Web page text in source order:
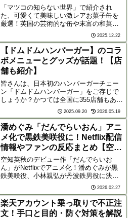
「マツコの知らない世界」で紹介され
た、可愛くて美味しい激レアお菓子缶を
厳選！英国の芸術的な缶や末富の和菓子
缶、低糖質のトランプ缶など、ギフトや
自分へのご褒美に最適なお取り寄せ情報
をまとめました。完売前にチェックし
て、素敵な缶の世界を楽しみましょう。
2025.12.22
【ドムドムハンバーガー】のコラ
ボメニューとグッズが話題！【店
舗も紹介】
皆さんは、日本初のハンバーガーチェー
ン「ドムドムハンバーガー」をご存じで
しょうか？かつては全国に355店舗もあり
ましたが、今では29店舗にまで減少して
います。しかし、そんなドムドムが今、
再び熱い注目を集めています。2017年頃
からメニューや...
2025.09.20 2026.05.19
潘めぐみ「だんでらいおん」アニ
メ化で黒鉄美咲役に！Netflix配信
情報やファンの反応まとめ【空知
英秋デビュー作】
空知英秋のデビュー作「だんでらいお
ん」がNetflixでアニメ化！潘めぐみが黒
鉄美咲役、小林親弘が丹波鉄男役に決定
しSNSで話題に。銀魂の原点ともいえる
本作のあらすじ、配信時期、豪華キャス
トのコメントなど最新情報を徹底解説し
ます！
2026.02.27
楽天アカウント乗っ取りで不正注
文！手口と目的・防ぐ対策を解説